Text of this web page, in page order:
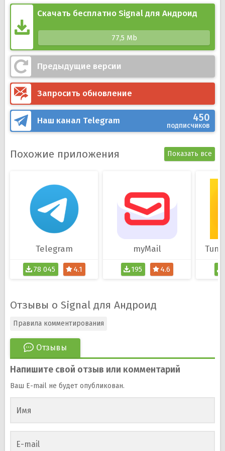
слабом Интернет-соединении;
Использование протокола сквозного
шифрования для обеспечения
конфиденциальности;
Несколько тем на выбор;
Широкий выбор мелодий для сигналов
уведомлений;
Встроенный редактор для работы с фото и
изображениями.
Скачать бесплатно Signal для Андроид
77,5 Mb
Предыдущие версии
Запросить обновление
Наш канал Telegram 450
подписчиков
Похожие приложения Показать все
Telegram
78 045 4.1
myMail
195 4.6
Отзывы о Signal для Андроид
Отзывы
Правила комментирования
Напишите свой отзыв или комментарий
Ваш E-mail не будет опубликован.
Имя
E-mail